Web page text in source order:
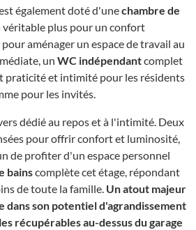
également doté d'unechambre de
véritable plus pour un confort
aménager un espace de travail au
un WC indépendantcomplet
praticité et intimité pour les résidents
pour les invités.
dédié au repos et à l'intimité. Deux
pour offrir confort et luminosité,
de profiter d'un espace personnel
bainscomplète cet étage, répondant
de toute la famille. Un atout majeur
dans son potentiel d'agrandissement
récupérables au-dessus du garage